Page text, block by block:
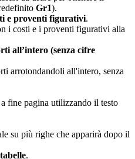
Gr1).
e proventi figurativi.
i costi e i proventi figurativi alla
all’intero (senza cifre
arrotondandoli all'intero, senza
fine pagina utilizzando il testo
su più righe che apparirà dopo il
.